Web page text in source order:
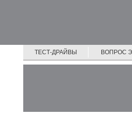
ТЕСТ-ДРАЙВЫ ВОПРОС